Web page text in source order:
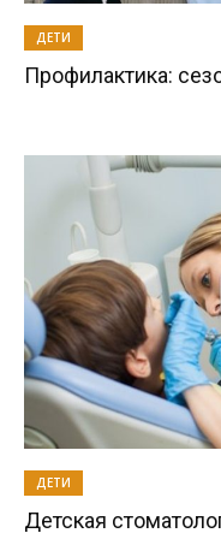
ДЕТИ
Профилактика:
ДЕТИ
Детская